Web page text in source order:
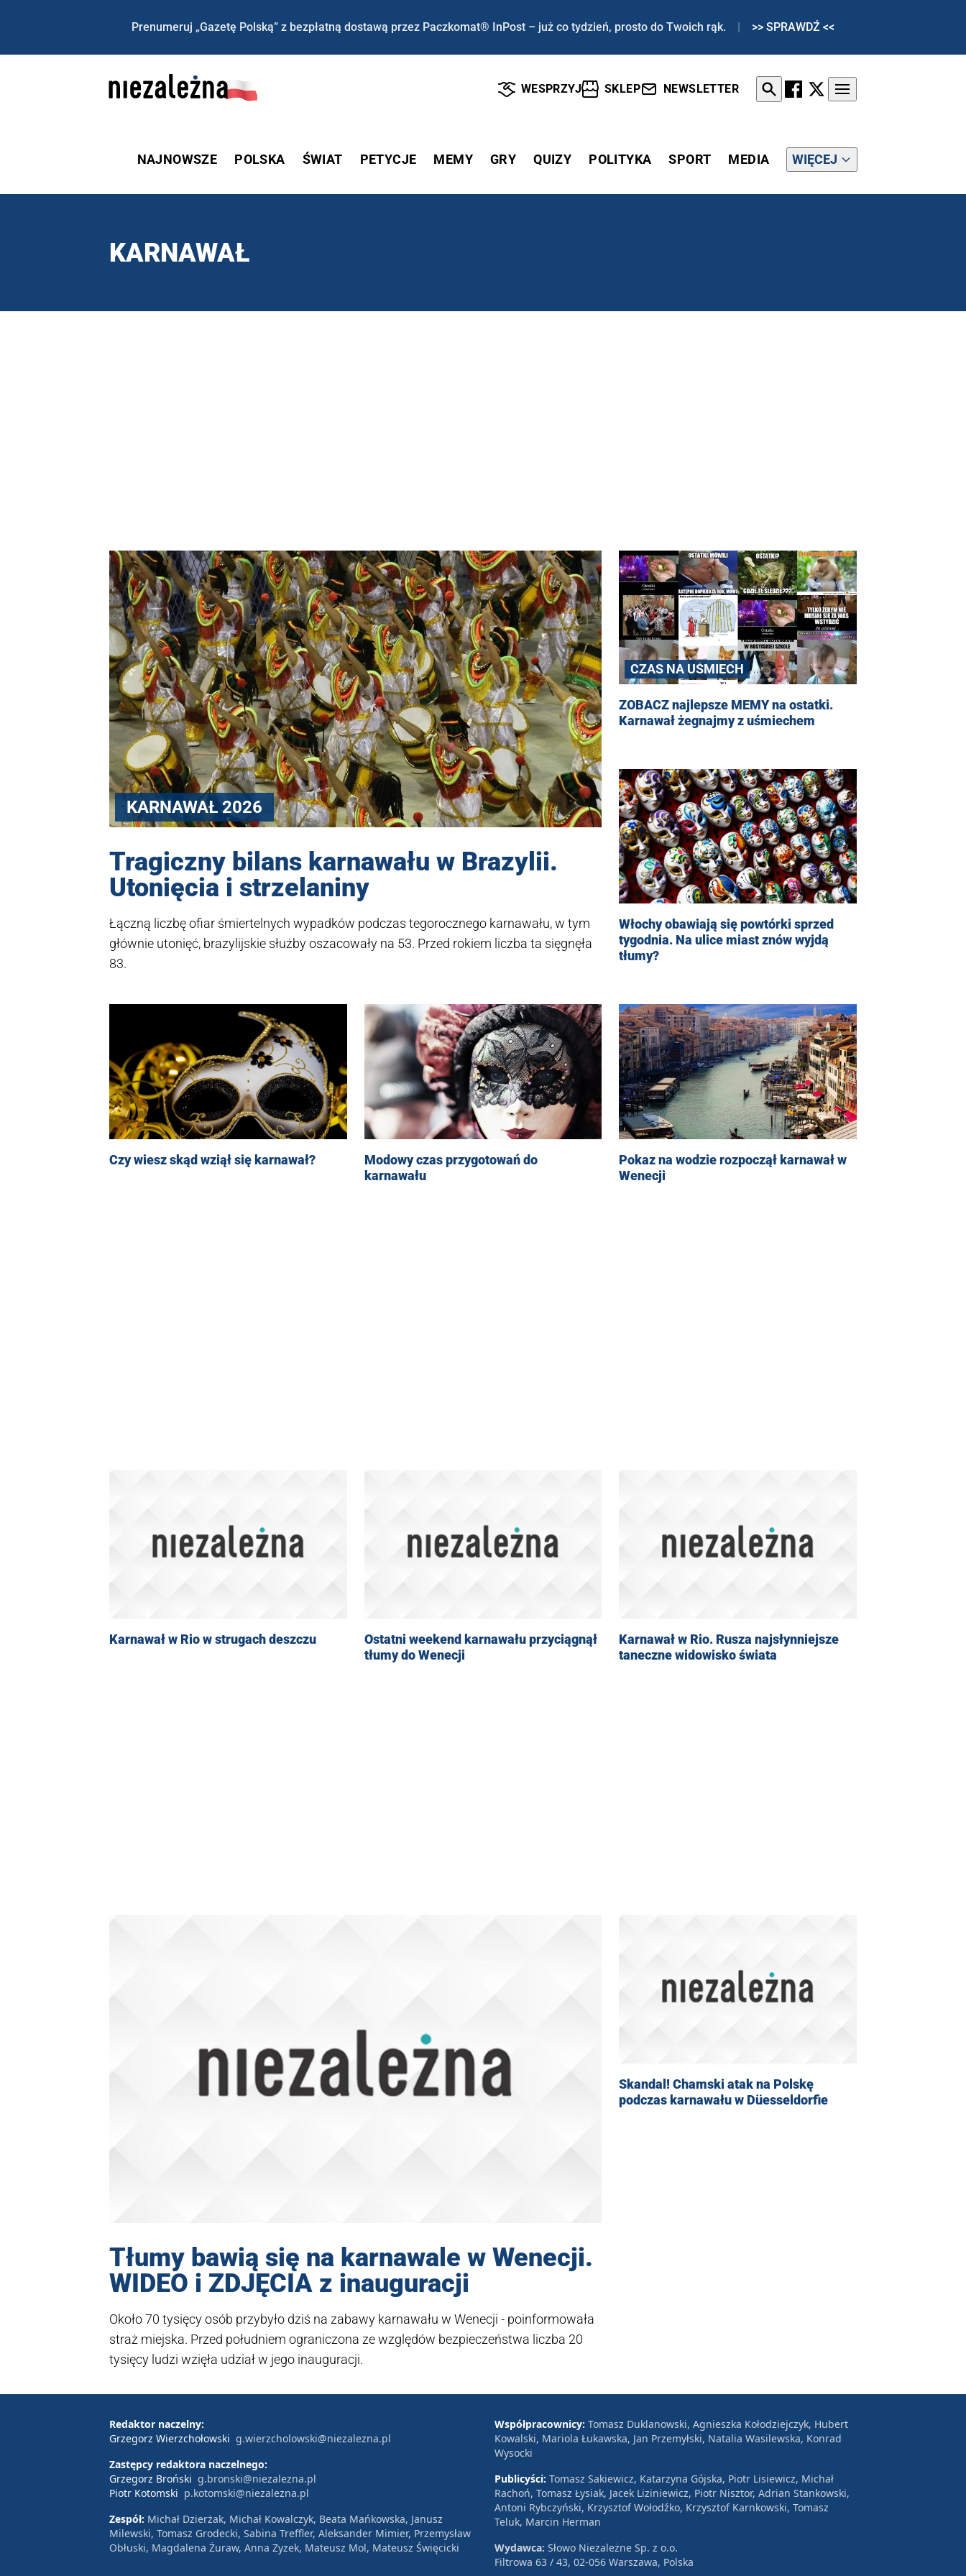
Prenumeruj „Gazetę Polską” z bezpłatną dostawą przez Paczkomat® InPost – już co tydzień, prosto do Twoich rąk. | >> SPRAWDŹ <<
WESPRZYJ SKLEP NEWSLETTER
NAJNOWSZE POLSKA ŚWIAT PETYCJE MEMY GRY QUIZY POLITYKA SPORT MEDIA WIĘCEJ
KARNAWAŁ
KARNAWAŁ 2026
Tragiczny bilans karnawału w Brazylii.
Utonięcia i strzelaniny
Łączną liczbę ofiar śmiertelnych wypadków podczas tegorocznego karnawału, w tym
głównie utonięć, brazylijskie służby oszacowały na 53. Przed rokiem liczba ta sięgnęła
83.
CZAS NA UŚMIECH
ZOBACZ najlepsze MEMY na ostatki.
Karnawał żegnajmy z uśmiechem
Włochy obawiają się powtórki sprzed
tygodnia. Na ulice miast znów wyjdą
tłumy?
Czy wiesz skąd wziął się karnawał?
Modowy czas przygotowań do
karnawału
Pokaz na wodzie rozpoczął karnawał w
Wenecji
Karnawał w Rio w strugach deszczu
Ostatni weekend karnawału przyciągnął
tłumy do Wenecji
Karnawał w Rio. Rusza najsłynniejsze
taneczne widowisko świata
Tłumy bawią się na karnawale w Wenecji.
WIDEO i ZDJĘCIA z inauguracji
Około 70 tysięcy osób przybyło dziś na zabawy karnawału w Wenecji - poinformowała
straż miejska. Przed południem ograniczona ze względów bezpieczeństwa liczba 20
tysięcy ludzi wzięła udział w jego inauguracji.
Skandal! Chamski atak na Polskę
podczas karnawału w Düesseldorfie
Redaktor naczelny:
Grzegorz Wierzchołowski g.wierzcholowski@niezalezna.pl
Zastępcy redaktora naczelnego:
Grzegorz Broński g.bronski@niezalezna.pl
Piotr Kotomski p.kotomski@niezalezna.pl
Zespół: Michał Dzierżak, Michał Kowalczyk, Beata Mańkowska, Janusz
Milewski, Tomasz Grodecki, Sabina Treffler, Aleksander Mimier, Przemysław
Obłuski, Magdalena Żuraw, Anna Zyzek, Mateusz Mol, Mateusz Święcicki
Współpracownicy: Tomasz Duklanowski, Agnieszka Kołodziejczyk, Hubert
Kowalski, Mariola Łukawska, Jan Przemyłski, Natalia Wasilewska, Konrad
Wysocki
Publicyści: Tomasz Sakiewicz, Katarzyna Gójska, Piotr Lisiewicz, Michał
Rachoń, Tomasz Łysiak, Jacek Liziniewicz, Piotr Nisztor, Adrian Stankowski,
Antoni Rybczyński, Krzysztof Wołodźko, Krzysztof Karnkowski, Tomasz
Teluk, Marcin Herman
Wydawca: Słowo Niezależne Sp. z o.o.
Filtrowa 63 / 43, 02-056 Warszawa, Polska